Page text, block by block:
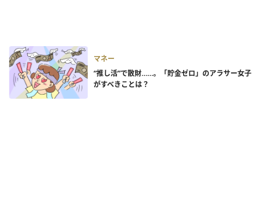
マネー
“推し活”で散財……。「貯金ゼロ」のアラサー女子
がすべきことは？